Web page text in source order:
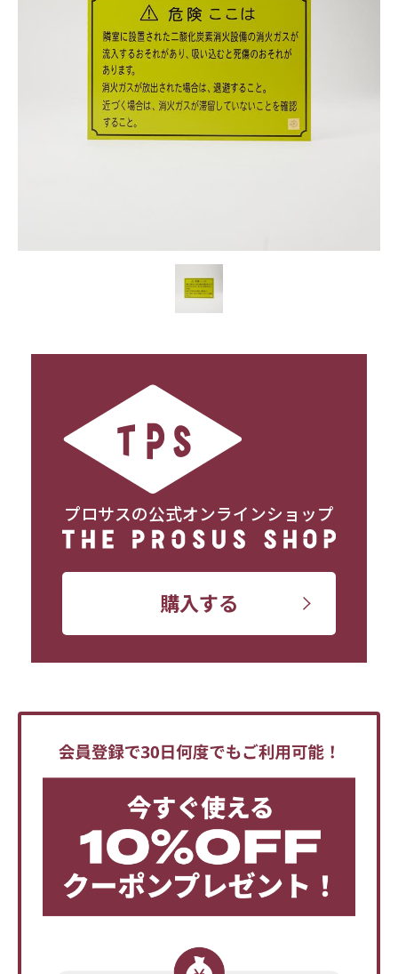
プロサスの公式オンラインショップ
購入する